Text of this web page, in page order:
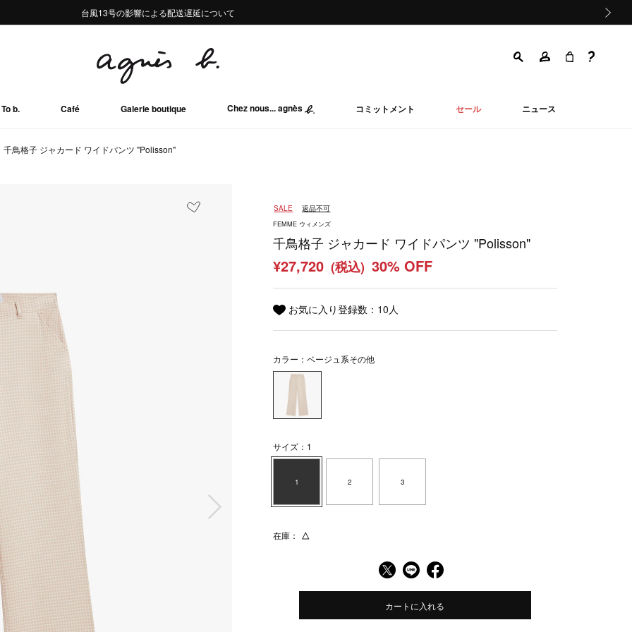
熊本地域地震の影響による配送遅延について
Summer Sale 2buy10%OFF!!
台風13号の影響による配送遅延について
熊本地域地震の影響による配送遅延について
Summer Sale 2buy10%OFF!!
To b. Café Galerie boutique Chez nous... agnès コミットメント セール ニュース
千鳥格子 ジャカード ワイドパンツ "Polisson"
SALE 返品不可
FEMME ウィメンズ
千鳥格子 ジャカード ワイドパンツ "Polisson"
¥27,720 (税込) 30% OFF
お気に入り登録数： 10人
カラー：ベージュ系その他
サイズ：1
1 2 3
在庫： △
カートに入れる